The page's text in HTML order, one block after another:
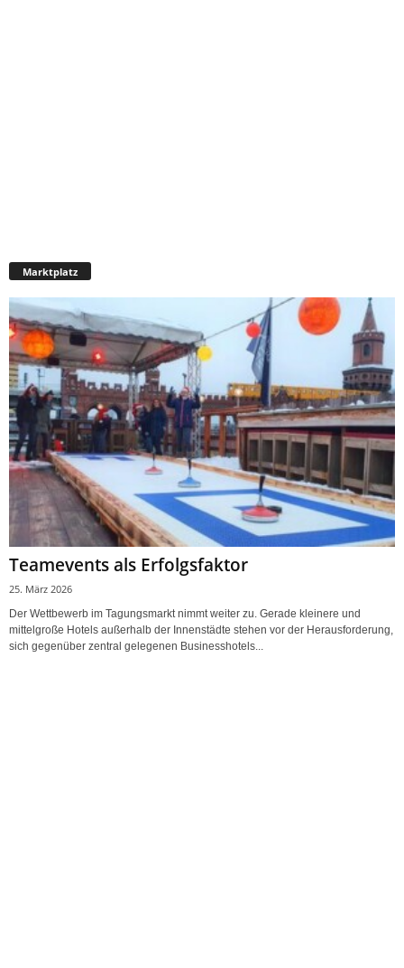
Marktplatz
Teamevents als Erfolgsfaktor
25. März 2026
Der Wettbewerb im Tagungsmarkt nimmt weiter zu. Gerade kleinere und
mittelgroße Hotels außerhalb der Innenstädte stehen vor der Herausforderung,
sich gegenüber zentral gelegenen Businesshotels...